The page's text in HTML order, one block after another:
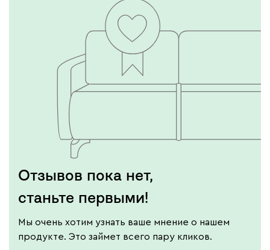
Отзывов пока нет,
станьте первыми!
Мы очень хотим узнать ваше мнение о нашем
продукте. Это займет всего пару кликов.